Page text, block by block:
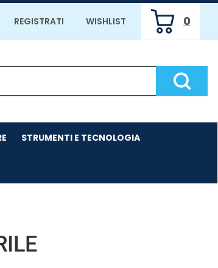
REGISTRATI WISHLIST 0
ARTICOLI
INSERITI
Cerca
STRUMENTI E TECNOLOGIA